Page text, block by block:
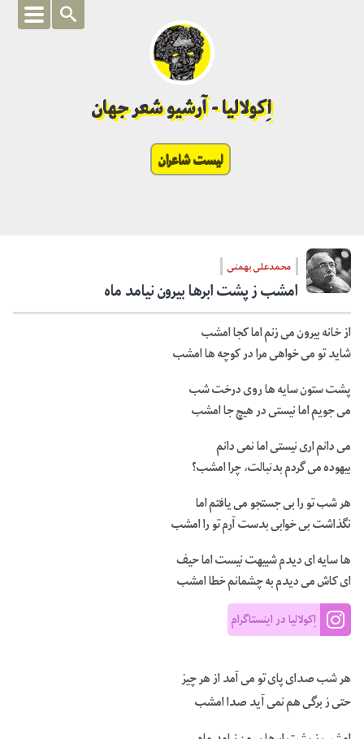
اِکولالیا - آرشیو شعر جهان
لیست شاعران
محمدعلی بهمنی
امشب ز پشت ابرها بیرون نیامد ماه
از خانه بیرون می زنم اما کجا امشب
شاید تو می خواهی مرا در کوچه ها امشب
پشت ستون سایه ها روی درخت شب
می جویم اما نیستی در هیچ جا امشب
می دانم اری نیستی اما نمی دانم
بیهوده می گردم بدنبالت، چرا امشب؟
هر شب تو را بی جستجو می یافتم اما
نگذاشت بی خوابی بدست آرم تو را امشب
ها سایه ای دیدم شبیهت نیست اما حیف
ای کاش می دیدم به چشمانم خطا امشب
اِکولالیا در اینستاگرام
هر شب صدای پای تو می آمد از هر چیز
حتی ز برگی هم نمی آید صدا امشب